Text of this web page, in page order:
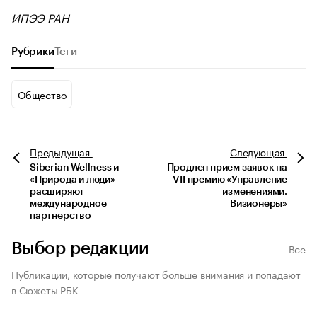
ИПЭЭ РАН
Рубрики Теги
Общество
Предыдущая
Siberian Wellness и
«Природа и люди»
расширяют
международное
партнерство
Следующая
Продлен прием заявок на
VII премию «Управление
изменениями.
Визионеры»
Выбор редакции
Все
Публикации, которые получают больше внимания и попадают
в Сюжеты РБК